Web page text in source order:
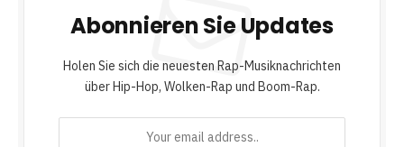
Abonnieren Sie Updates
Holen Sie sich die neuesten Rap-Musiknachrichten
über Hip-Hop, Wolken-Rap und Boom-Rap.